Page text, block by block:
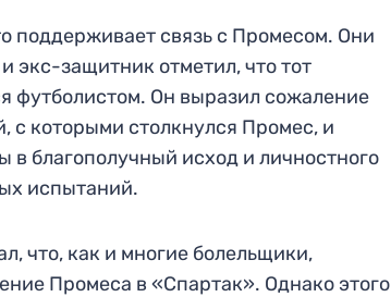
поддерживает связь с Промесом. Они
экс-защитник отметил, что тот
футболистом. Он выразил сожаление
с которыми столкнулся Промес, и
в благополучный исход и личностного
испытаний.
что, как и многие болельщики,
Промеса в «Спартак». Однако этого